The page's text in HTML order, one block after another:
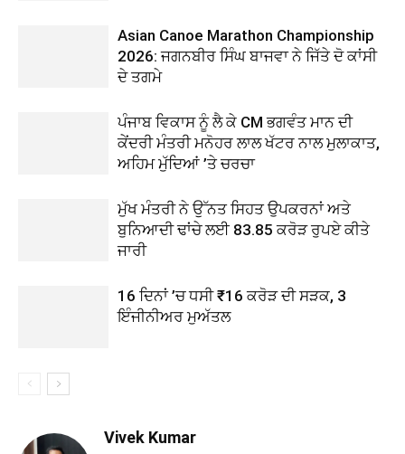
Asian Canoe Marathon Championship
2026: ਜਗਨਬੀਰ ਸਿੰਘ ਬਾਜਵਾ ਨੇ ਜਿੱਤੇ ਦੋ ਕਾਂਸੀ
ਦੇ ਤਗਮੇ
ਪੰਜਾਬ ਵਿਕਾਸ ਨੂੰ ਲੈ ਕੇ CM ਭਗਵੰਤ ਮਾਨ ਦੀ
ਕੇਂਦਰੀ ਮੰਤਰੀ ਮਨੋਹਰ ਲਾਲ ਖੱਟਰ ਨਾਲ ਮੁਲਾਕਾਤ,
ਅਹਿਮ ਮੁੱਦਿਆਂ ’ਤੇ ਚਰਚਾ
ਮੁੱਖ ਮੰਤਰੀ ਨੇ ਉੱਨਤ ਸਿਹਤ ਉਪਕਰਨਾਂ ਅਤੇ
ਬੁਨਿਆਦੀ ਢਾਂਚੇ ਲਈ 83.85 ਕਰੋੜ ਰੁਪਏ ਕੀਤੇ
ਜਾਰੀ
16 ਦਿਨਾਂ ’ਚ ਧਸੀ ₹16 ਕਰੋੜ ਦੀ ਸੜਕ, 3
ਇੰਜੀਨੀਅਰ ਮੁਅੱਤਲ
Vivek Kumar